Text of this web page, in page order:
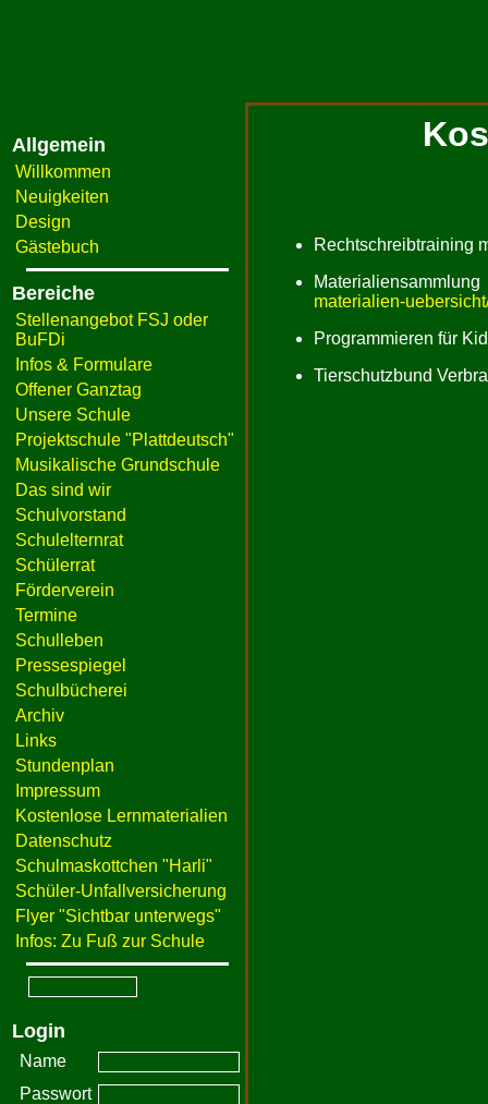
Allgemein
Willkommen
Neuigkeiten
Design
Gästebuch
Bereiche
Stellenangebot FSJ oder
BuFDi
Infos & Formulare
Offener Ganztag
Unsere Schule
Projektschule "Plattdeutsch"
Musikalische Grundschule
Das sind wir
Schulvorstand
Schulelternrat
Schülerrat
Förderverein
Termine
Schulleben
Pressespiegel
Schulbücherei
Archiv
Links
Stundenplan
Impressum
Kostenlose Lernmaterialien
Datenschutz
Schulmaskottchen "Harli"
Schüler-Unfallversicherung
Flyer "Sichtbar unterwegs"
Infos: Zu Fuß zur Schule
Login
Name
Passwort
Rechtschreibtraining
materialien-
Programmieren für
Tierschutzbund